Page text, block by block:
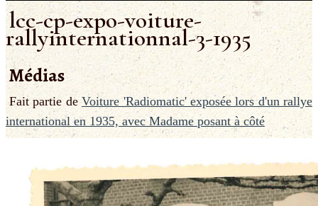
lcc-cp-expo-voiture-
rallyinternationnal-3-1935
Médias
Fait partie deVoiture 'Radiomatic' exposée lors d'un rallye
international en 1935, avec Madame posant à côté